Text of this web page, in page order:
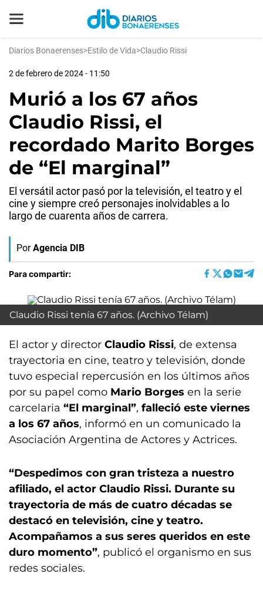
Diarios Bonaerenses>Estilo de Vida>Claudio Rissi
2 de febrero de 2024 - 11:50
Murió a los 67 años
Claudio Rissi, el
recordado Marito Borges
de “El marginal”
El versátil actor pasó por la televisión, el teatro y el
cine y siempre creó personajes inolvidables a lo
largo de cuarenta años de carrera.
Por Agencia DIB
Para compartir:
Claudio Rissi tenía 67 años. (Archivo Télam)
El actor y director Claudio Rissi, de extensa
trayectoria en cine, teatro y televisión, donde
tuvo especial repercusión en los últimos años
por su papel como Mario Borges en la serie
carcelaria “El marginal”, falleció este viernes
a los 67 años, informó en un comunicado la
Asociación Argentina de Actores y Actrices.
“Despedimos con gran tristeza a nuestro
afiliado, el actor Claudio Rissi. Durante su
trayectoria de más de cuatro décadas se
destacó en televisión, cine y teatro.
Acompañamos a sus seres queridos en este
duro momento”, publicó el organismo en sus
redes sociales.